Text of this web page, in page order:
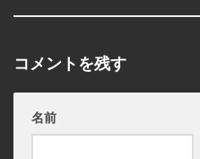
コメントを残す
名前